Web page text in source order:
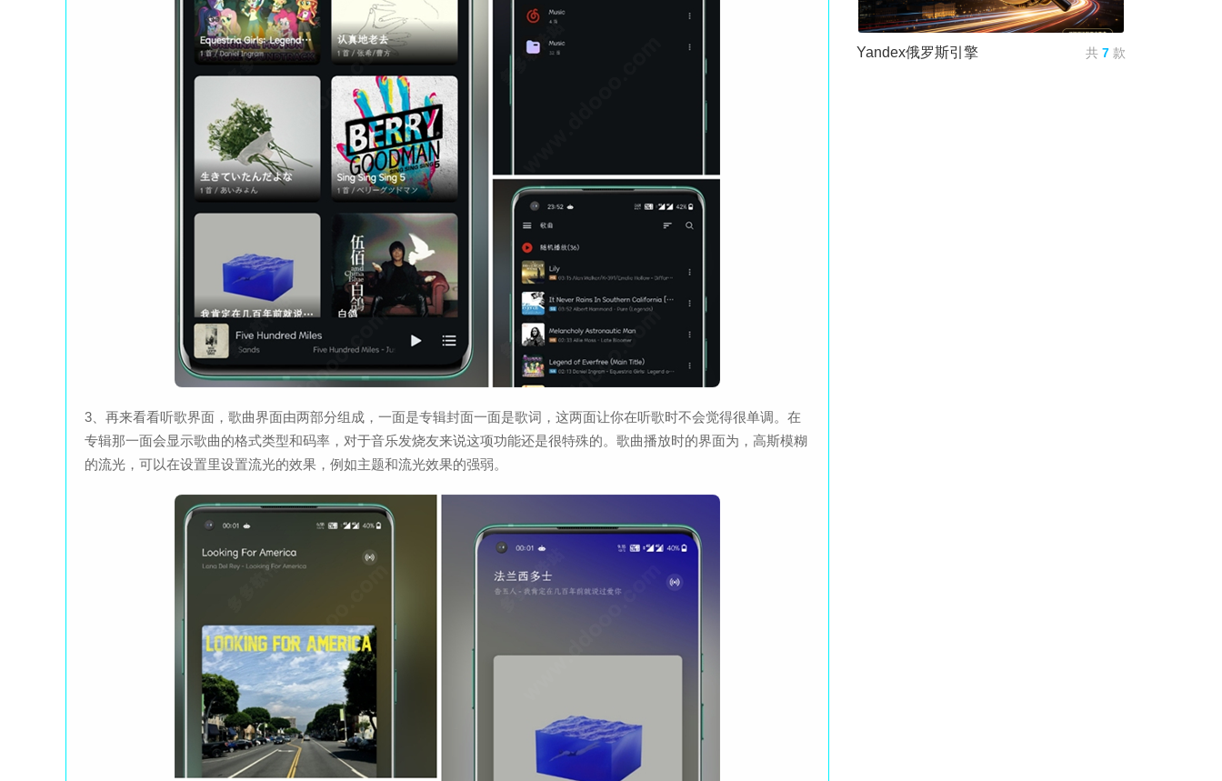
3、再来看看听歌界面，歌曲界面由两部分组成，一面是专辑封面一面是歌词，这两面让你在听歌时不会觉得很单调。在
专辑那一面会显示歌曲的格式类型和码率，对于音乐发烧友来说这项功能还是很特殊的。歌曲播放时的界面为，高斯模糊
的流光，可以在设置里设置流光的效果，例如主题和流光效果的强弱。
Yandex俄罗斯引擎 共 7 款